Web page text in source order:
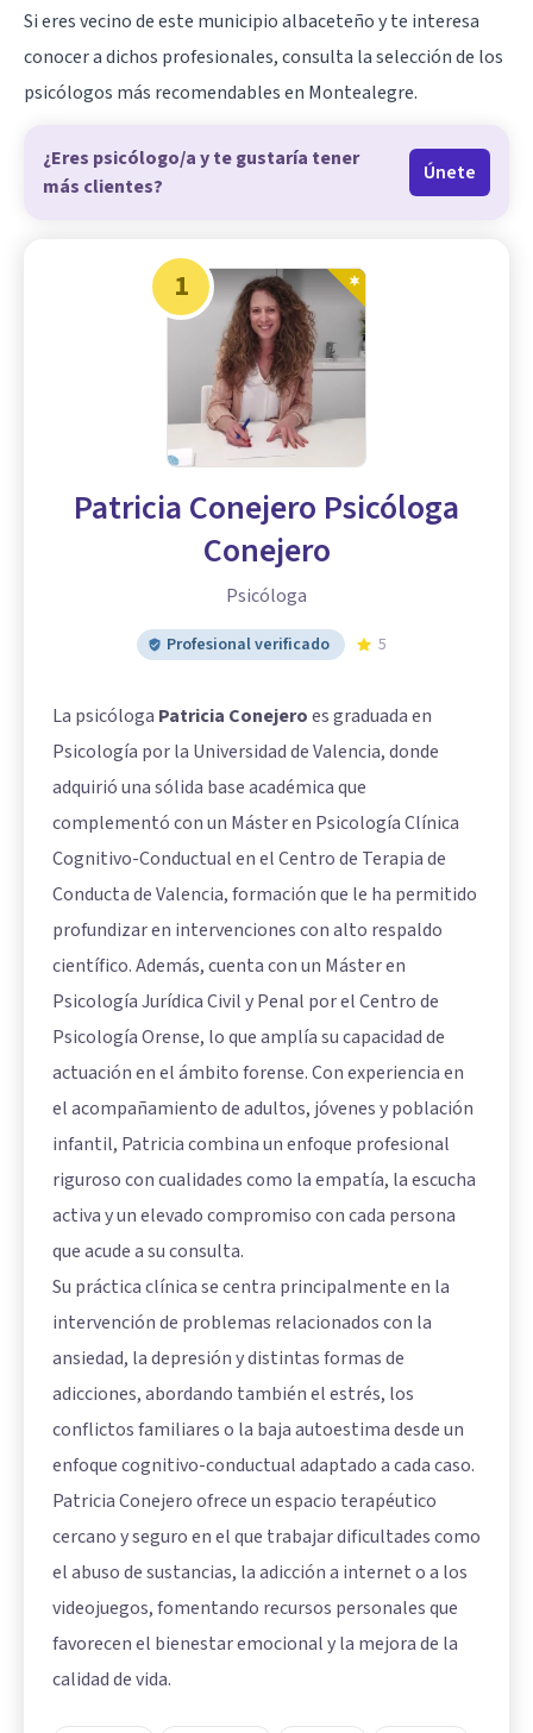
Si eres vecino de este municipioalbaceteñoy te interesa
conocer a dichos profesionales, consulta la selección de los
psicólogos más recomendables en Montealegre.
¿Eres psicólogo/a y te gustaría tener
más clientes?
Únete
1
Patricia Conejero Psicóloga
Conejero
Psicóloga
Profesional verificado 5
La psicóloga Patricia Conejeroes graduada en
Psicología por la Universidad de Valencia, donde
adquirió una sólida base académica que
complementó con un Máster en Psicología Clínica
Cognitivo-Conductual en el Centro de Terapia de
Conducta de Valencia, formación que le ha permitido
profundizar en intervenciones con alto respaldo
científico. Además, cuenta con un Máster en
Psicología Jurídica Civil y Penal por el Centro de
Psicología Orense, lo que amplía su capacidad de
actuación en el ámbito forense. Con experiencia en
el acompañamiento de adultos, jóvenes y población
infantil, Patricia combina un enfoque profesional
riguroso con cualidades como la empatía, la escucha
activa y un elevado compromiso con cada persona
que acude a su consulta.
Su práctica clínica se centra principalmente en la
intervención de problemas relacionados con la
ansiedad, la depresión y distintas formas de
adicciones, abordando también el estrés, los
conflictos familiares o la baja autoestima desde un
enfoque cognitivo-conductual adaptado a cada caso.
Patricia Conejero ofrece un espacio terapéutico
cercano y seguro en el que trabajar dificultades como
el abuso de sustancias, la adicción a internet o a los
videojuegos, fomentando recursos personales que
favorecen el bienestar emocional y la mejora de la
calidad de vida.